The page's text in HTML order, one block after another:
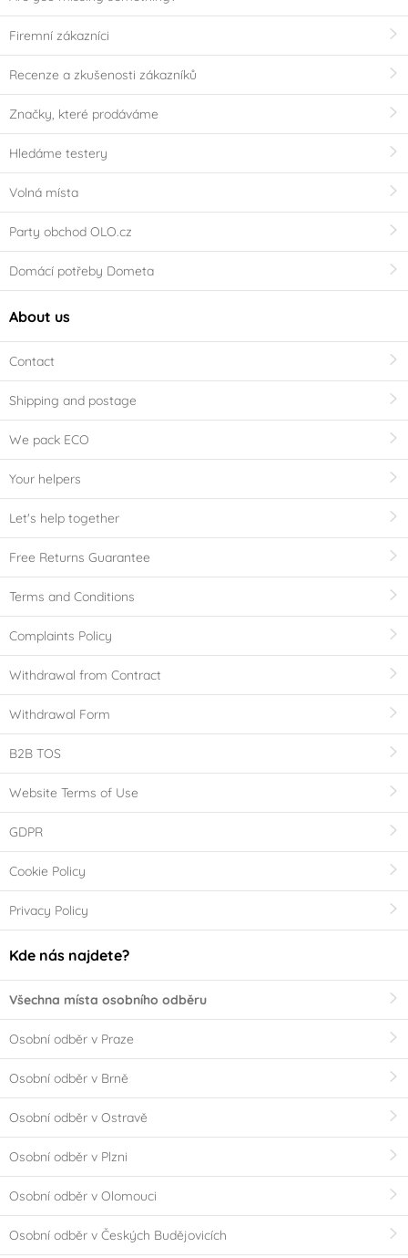
Firemní zákazníci
Recenze a zkušenosti zákazníků
Značky, které prodáváme
Hledáme testery
Volná místa
Party obchod OLO.cz
Domácí potřeby Dometa
About us
Contact
Shipping and postage
We pack ECO
Your helpers
Let's help together
Free Returns Guarantee
Terms and Conditions
Complaints Policy
Withdrawal from Contract
Withdrawal Form
B2B TOS
Website Terms of Use
GDPR
Cookie Policy
Privacy Policy
Kde nás najdete?
Všechna místa osobního odběru
Osobní odběr v Praze
Osobní odběr v Brně
Osobní odběr v Ostravě
Osobní odběr v Plzni
Osobní odběr v Olomouci
Osobní odběr v Českých Budějovicích